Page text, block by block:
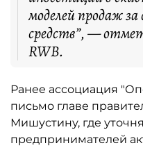
моделей продаж
средств”, —
RWB.
Ранее ассоциация
письмо главе
Мишустину, где
предпринимателей